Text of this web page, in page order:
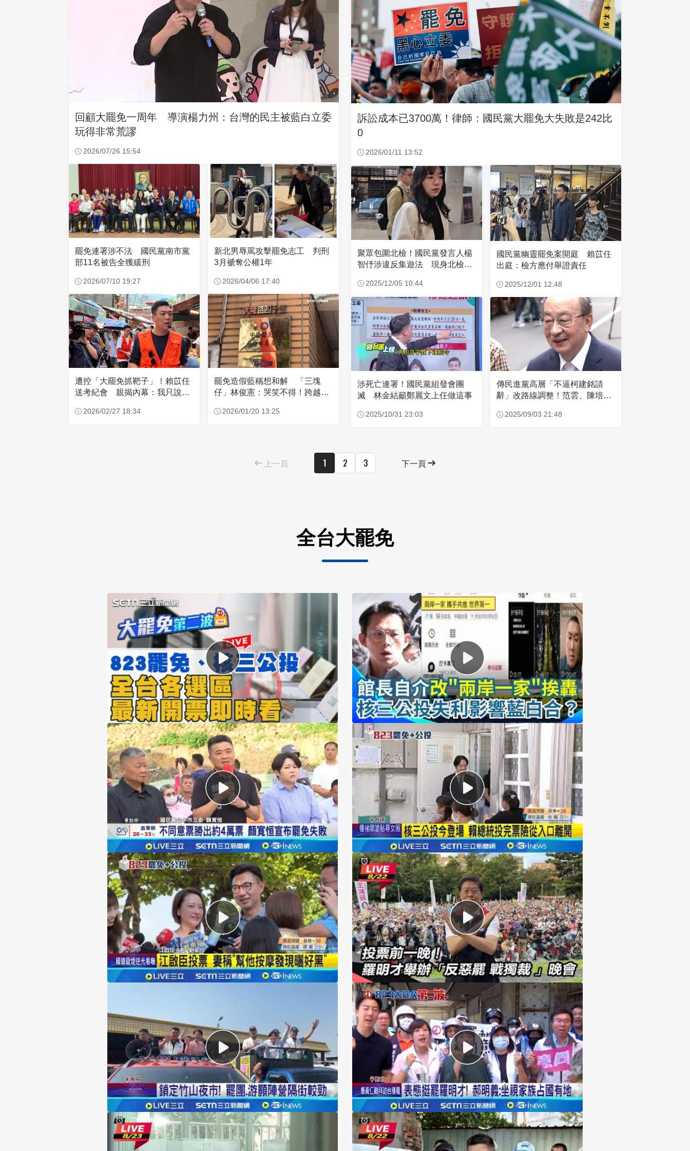
回顧大罷免一周年 導演楊力州：台灣的民主被藍白立委
玩得非常荒謬
2026/07/26 15:54
罷免連署涉不法 國民黨南市黨
部11名被告全獲緩刑
2026/07/10 19:27
新北男辱罵攻擊罷免志工 判刑
3月褫奪公權1年
2026/04/06 17:40
遭控「大罷免抓靶子」！賴苡任
送考紀會 親揭內幕：我只說這
2026/02/27 18:34
罷免造假藍稱想和解 「三塊
仔」林俊憲：哭笑不得！跨越紅
2026/01/20 13:25
訴訟成本已3700萬！律師：國民黨大罷免大失敗是242比
0
2026/01/11 13:52
聚眾包圍北檢！國民黨發言人楊
智伃涉違反集遊法 現身北檢畫
2025/12/05 10:44
國民黨幽靈罷免案開庭 賴苡任
出庭：檢方應付舉證責任
2025/12/01 12:48
涉死亡連署！國民黨組發會團
滅 林金結籲鄭麗文上任做這事
2025/10/31 23:03
傳民進黨高層「不逼柯建銘請
辭」改路線調整！范雲、陳培瑜
2025/09/03 21:48
上一頁 1 2 3 下一頁
全台大罷免